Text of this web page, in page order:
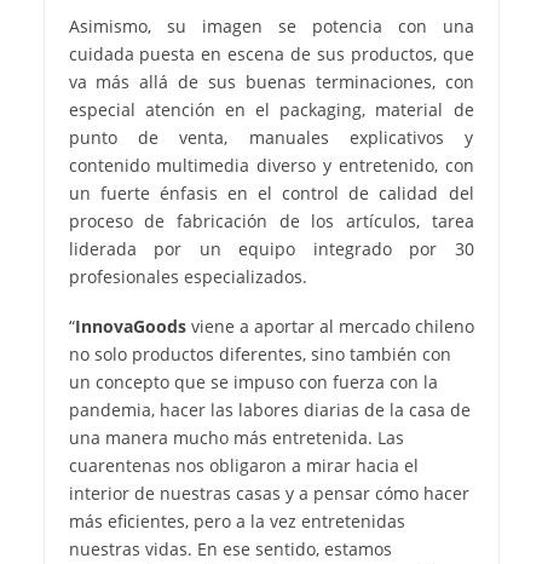
Asimismo, su imagen se potencia con una
cuidada puesta en escena de sus productos, que
va más allá de sus buenas terminaciones, con
especial atención en el packaging, material de
punto de venta, manuales explicativos y
contenido multimedia diverso y entretenido, con
un fuerte énfasis en el control de calidad del
proceso de fabricación de los artículos, tarea
liderada por un equipo integrado por 30
profesionales especializados.
“InnovaGoodsviene a aportar al mercado chileno
no solo productos diferentes, sino también con
un concepto que se impuso con fuerza con la
pandemia, hacer las labores diarias de la casa de
una manera mucho más entretenida. Las
cuarentenas nos obligaron a mirar hacia el
interior de nuestras casas y a pensar cómo hacer
más eficientes, pero a la vez entretenidas
nuestras vidas. En ese sentido, estamos